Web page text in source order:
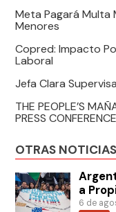
Meta Pagará Multa
Menores
Copred: Impacto
Laboral
Jefa Clara
THE PEOPLE’S
PRESS
OTRAS NOTICIAS
a
6 de